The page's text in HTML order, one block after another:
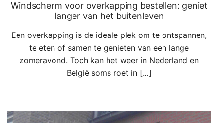
Windscherm voor overkapping bestellen: geniet
langer van het buitenleven
Een overkapping is de ideale plek om te ontspannen,
te eten of samen te genieten van een lange
zomeravond. Toch kan het weer in Nederland en
België soms roet in […]